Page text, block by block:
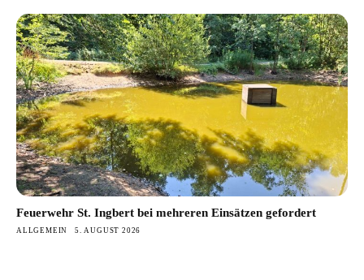
Feuerwehr St. Ingbert bei mehreren Einsätzen gefordert
ALLGEMEIN 5. AUGUST 2026